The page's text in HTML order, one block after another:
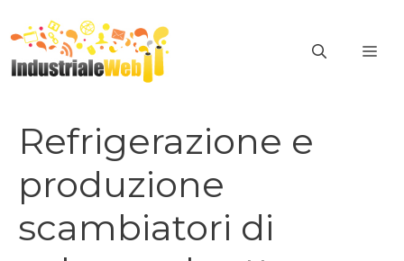
al
contenuto
Refrigerazione e
produzione
scambiatori di